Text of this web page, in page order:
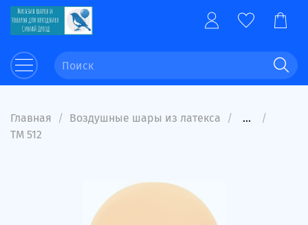
Главная Воздушные шары из латекса
...
ТМ 512